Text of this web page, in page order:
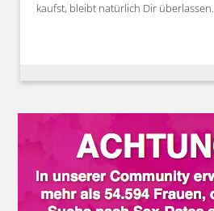
kaufst, bleibt natürlich Dir überlassen.